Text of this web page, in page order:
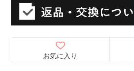
お気に入り